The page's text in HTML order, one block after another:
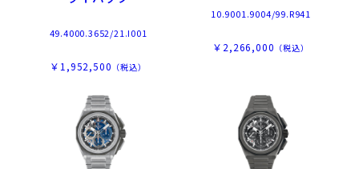
49.4000.3652/21.I001
￥1,952,500 （税込）
10.9001.9004/99.R941
￥2,266,000 （税込）